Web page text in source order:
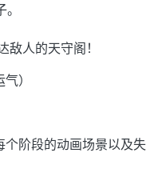
人的天守阁！
）
个阶段的动画场景以及失